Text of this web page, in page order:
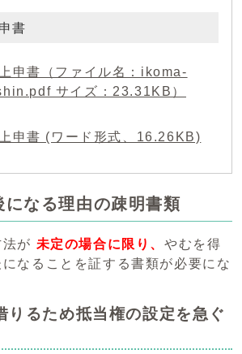
書
申書（ファイル名：ikoma-
サイズ：23.31KB）
申書 (ワード形式、16.26KB)
になる理由の疎明書類
が 未定の場合に限り、 やむを得
なることを証する書類が必要にな
りるため抵当権の設定を急ぐ